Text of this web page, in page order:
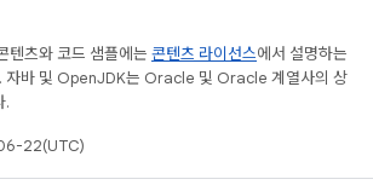
텐츠와 코드 샘플에는 콘텐츠 라이선스에서 설명하는
자바 및 OpenJDK는 Oracle 및 Oracle 계열사의 상
.
22(UTC)